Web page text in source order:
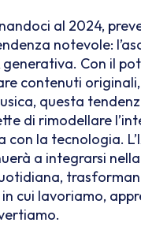
al 2024,
notevole:
generativa. Con il
contenuti
questa
di rimodellare
con la tecnologia.
a integrarsi
cui lavoriamo,